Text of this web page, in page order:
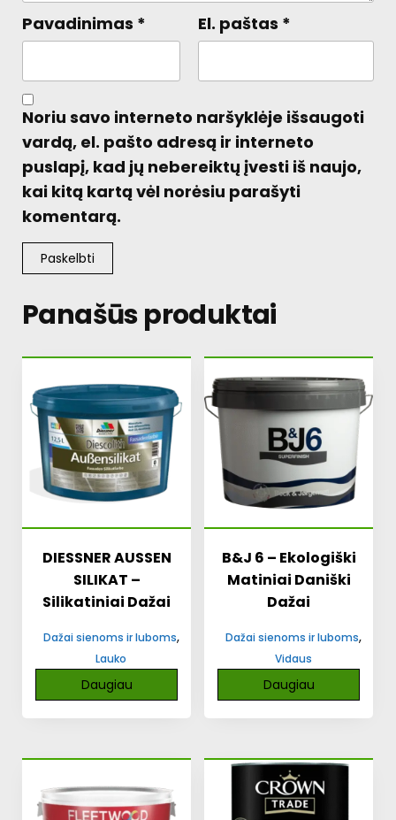
Pavadinimas * El. paštas *
Noriu savo interneto naršyklėje išsaugoti
vardą, el. pašto adresą ir interneto
puslapį, kad jų nebereiktų įvesti iš naujo,
kai kitą kartą vėl norėsiu parašyti
komentarą.
Panašūs produktai
DIESSNER AUSSEN
SILIKAT –
Silikatiniai Dažai
Dažai sienoms ir luboms,
Lauko
Daugiau
B&J 6 – Ekologiški
Matiniai Daniški
Dažai
Dažai sienoms ir luboms,
Vidaus
Daugiau